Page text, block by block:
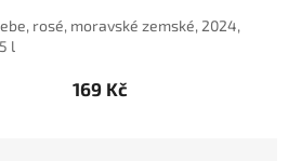
rosé, moravské zemské, 2024,
l
169 Kč